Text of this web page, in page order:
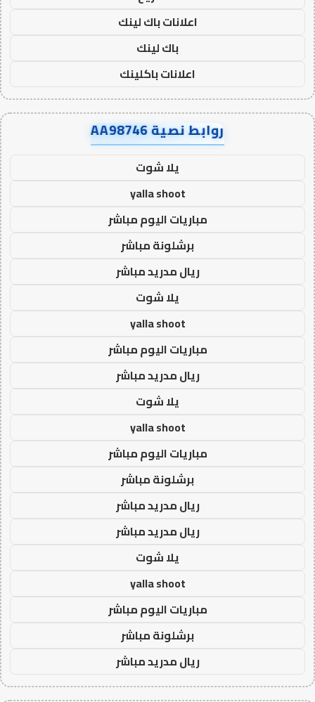
اعلانات باك لينك
باك لينك
اعلانات باكلينك
روابط نصية AA98746
يلا شوت
yalla shoot
مباريات اليوم مباشر
برشلونة مباشر
ريال مدريد مباشر
يلا شوت
yalla shoot
مباريات اليوم مباشر
ريال مدريد مباشر
يلا شوت
yalla shoot
مباريات اليوم مباشر
برشلونة مباشر
ريال مدريد مباشر
ريال مدريد مباشر
يلا شوت
yalla shoot
مباريات اليوم مباشر
برشلونة مباشر
ريال مدريد مباشر